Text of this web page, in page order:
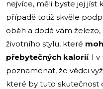
nejvíce, měli byste jej jíst
případě totiž skvěle
oběh a dodá vám
životního stylu, které
přebytečných kalorií. I
poznamenat, že vědci
které by tuto skutečnost